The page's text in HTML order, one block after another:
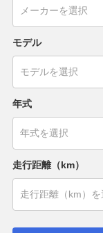
モデル
年式
走行距離（km）